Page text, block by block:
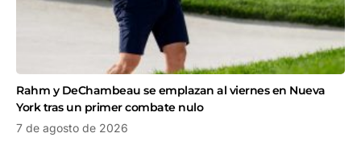
Rahm y DeChambeau se emplazan al viernes en Nueva
York tras un primer combate nulo
7 de agosto de 2026